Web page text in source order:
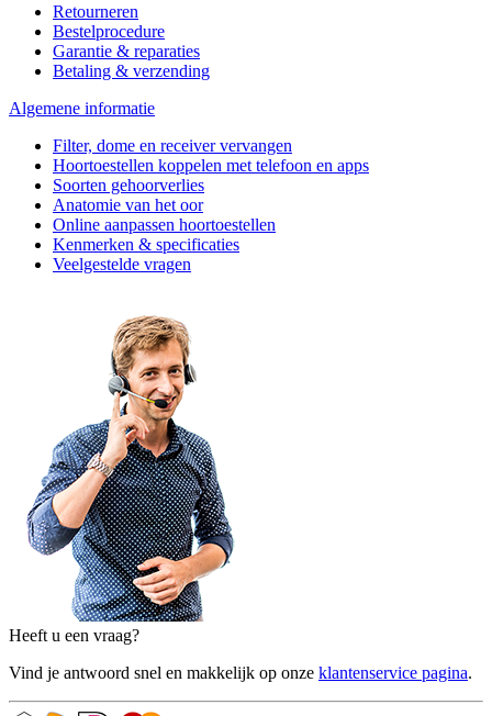
Retourneren
Bestelprocedure
Garantie & reparaties
Betaling & verzending
Algemene informatie
Filter, dome en receiver vervangen
Hoortoestellen koppelen met telefoon en apps
Soorten gehoorverlies
Anatomie van het oor
Online aanpassen hoortoestellen
Kenmerken & specificaties
Veelgestelde vragen
Heeft u een vraag?
Vind je antwoord snel en makkelijk op onze klantenservice pagina.